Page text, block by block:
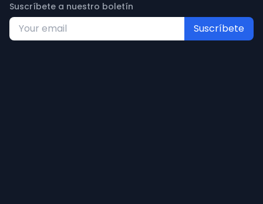
Suscríbete a nuestro boletín
Suscríbete